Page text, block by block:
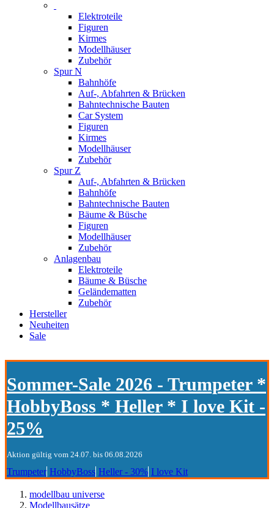
Elektroteile
Figuren
Kirmes
Modellhäuser
Zubehör
Spur N
Bahnhöfe
Auf-, Abfahrten & Brücken
Bahntechnische Bauten
Car System
Figuren
Kirmes
Modellhäuser
Zubehör
Spur Z
Auf-, Abfahrten & Brücken
Bahnhöfe
Bahntechnische Bauten
Bäume & Büsche
Figuren
Modellhäuser
Zubehör
Anlagenbau
Elektroteile
Bäume & Büsche
Geländematten
Zubehör
Hersteller
Neuheiten
Sale
Sommer-Sale 2026 - Trumpeter *
HobbyBoss * Heller * I love Kit -
25%
Aktion gültig vom 24.07. bis 06.08.2026
Trumpeter HobbyBoss Heller - 30% I love Kit
modellbau universe
Modellbausätze